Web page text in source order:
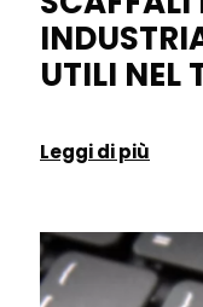
UTILI NEL
Leggi di più